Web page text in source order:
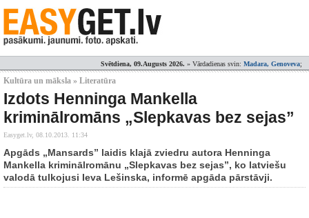
Svētdiena, 09.Augusts 2026. » Vārdadienas svin: Madara, Genoveva;
Kultūra un māksla » Literatūra
Izdots Henninga Mankella
kriminālromāns „Slepkavas bez sejas”
Easyget.lv, 08.10.2013. 11:34
Apgāds „Mansards” laidis klajā zviedru autora Henninga
Mankella kriminālromānu „Slepkavas bez sejas”, ko latviešu
valodā tulkojusi Ieva Lešinska, informē apgāda pārstāvji.